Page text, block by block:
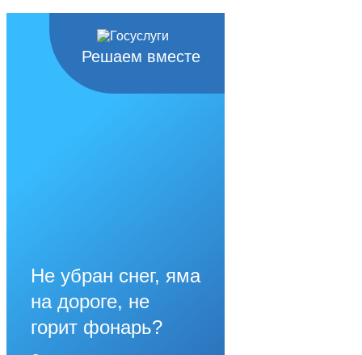
Решаем вместе
Не убран снег, яма
на дороге, не
горит фонарь?